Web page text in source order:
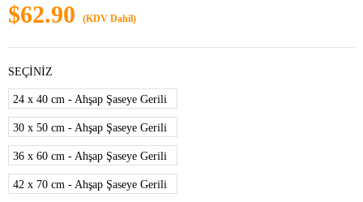
$62.90 (KDV Dahil)
SEÇİNİZ
24 x 40 cm - Ahşap Şaseye Gerili
30 x 50 cm - Ahşap Şaseye Gerili
36 x 60 cm - Ahşap Şaseye Gerili
42 x 70 cm - Ahşap Şaseye Gerili